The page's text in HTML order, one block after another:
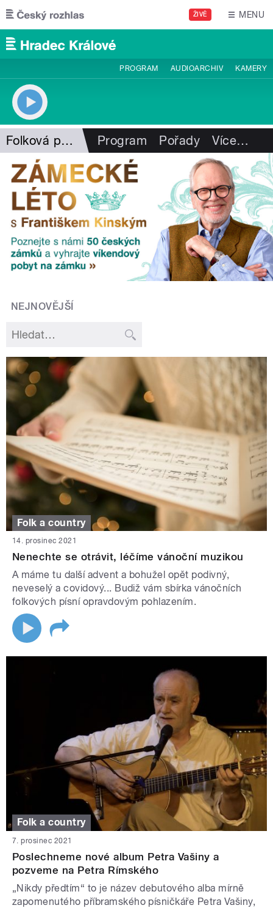
Přejít k hlavnímu obsahu
ŽIVĚ MENU
PROGRAM AUDIOARCHIV KAMERY
Folková pohlazení Program Pořady Více…
NEJNOVĚJŠÍ
Folk a country
14. prosinec 2021
Nenechte se otrávit, léčíme vánoční muzikou
A máme tu další advent a bohužel opět podivný,
neveselý a covidový... Budiž vám sbírka vánočních
folkových písní opravdovým pohlazením.
Folk a country
7. prosinec 2021
Poslechneme nové album Petra Vašiny a
pozveme na Petra Rímského
„Nikdy předtím“ to je název debutového alba mírně
zapomenutého příbramského písničkáře Petra Vašiny,